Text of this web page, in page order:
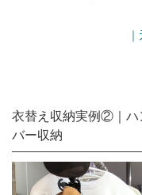
衣替え収納実例②｜ハ
バー収納